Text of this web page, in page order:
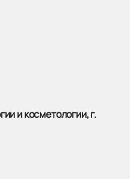
и косметологии, г.